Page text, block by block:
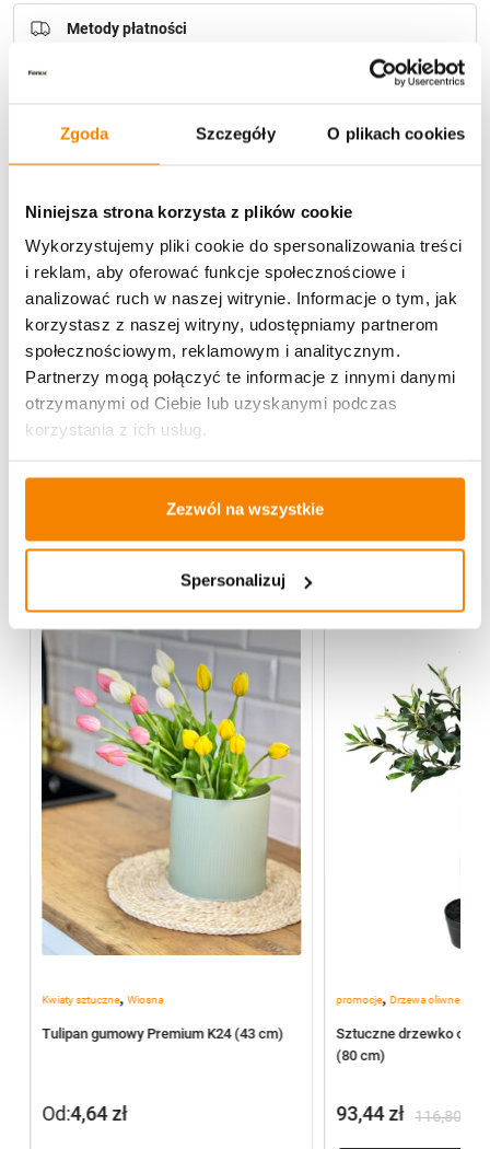
Zgoda Szczegóły O plikach cookies
Niniejsza strona korzysta z plików cookie
Wykorzystujemy pliki cookie do spersonalizowania treści
i reklam, aby oferować funkcje społecznościowe i
analizować ruch w naszej witrynie. Informacje o tym, jak
korzystasz z naszej witryny, udostępniamy partnerom
społecznościowym, reklamowym i analitycznym.
Partnerzy mogą połączyć te informacje z innymi danymi
otrzymanymi od Ciebie lub uzyskanymi podczas
korzystania z ich usług.
Zezwól na wszystkie
Spersonalizuj
Potrzebujesz większą ilość? Zapraszamy do naszej
hurtowniiPrzejdź do hurtowni B2B
Metody płatności
Opis produktu
Specyfikacja
Więcej z kategorii Kwiaty sztuczne
Kwiaty sztuczne, Wiosna
Tulipan gumowy Premium K24 (43 cm)
Od:4,64zł
promocje,Drzewa oliwne
Sztuczne drzewko
(80 cm)
116,80
93,44zł